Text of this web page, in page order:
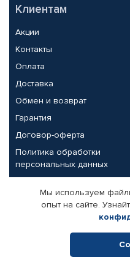
Клиентам
Акции
Контакты
Оплата
Доставка
Обмен и возврат
Гарантия
Договор-оферта
Политика обработки
персональных данных
Партнерам
Корпоративным клиентам
Поставщикам
Мы используем
опыт на сайте.